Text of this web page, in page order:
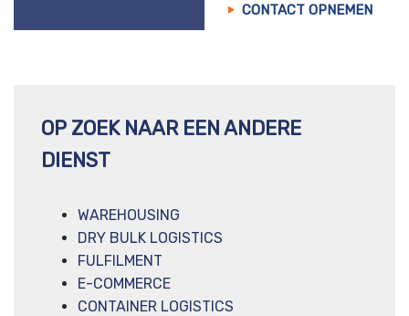
CONTACT OPNEMEN
OP ZOEK NAAR EEN ANDERE
DIENST
WAREHOUSING
DRY BULK LOGISTICS
FULFILMENT
E-COMMERCE
CONTAINER LOGISTICS